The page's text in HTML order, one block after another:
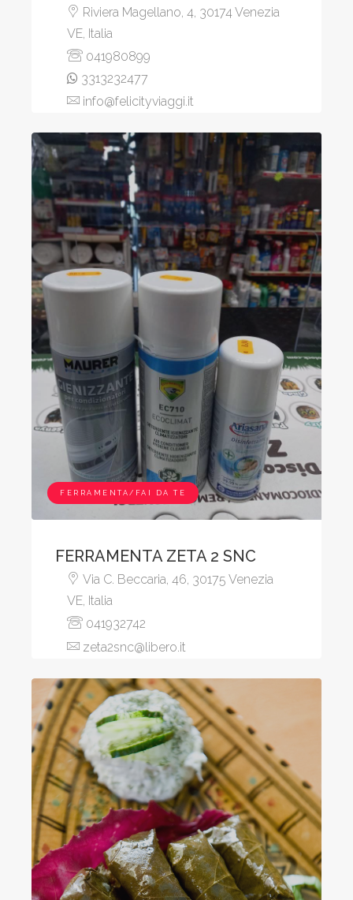
Riviera Magellano, 4, 30174 Venezia
VE, Italia
041980899
3313232477
info@felicityviaggi.it
FERRAMENTA/FAI DA TE
FERRAMENTA ZETA 2 SNC
Via C. Beccaria, 46, 30175 Venezia
VE, Italia
041932742
zeta2snc@libero.it